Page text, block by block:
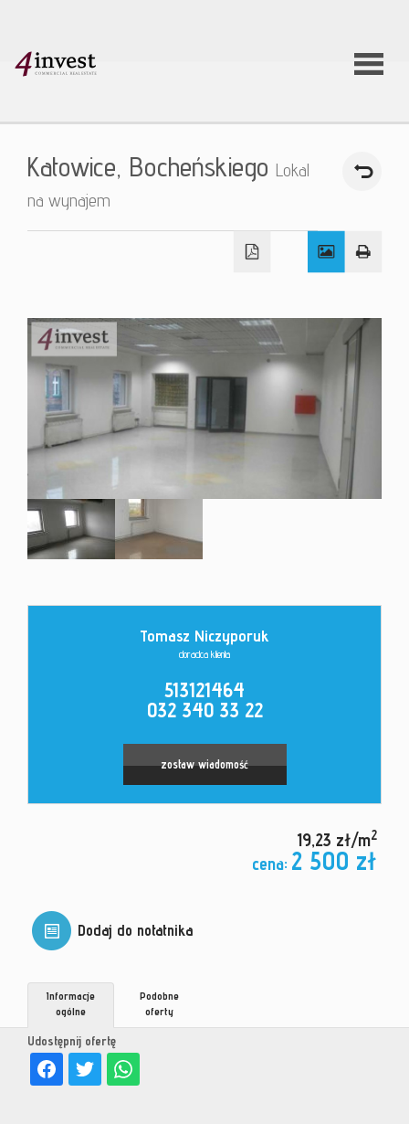
O firmie
Oferty
Kontakt
Katowice, Bocheńskiego Lokal
na wynajem
Tomasz Niczyporuk
doradca klienta
513121464
032 340 33 22
zostaw wiadomość
19,23 zł/m2
cena: 2 500 zł
Dodaj do notatnika
Udostępnij ofertę
Informacje
ogólne
Podobne
oferty